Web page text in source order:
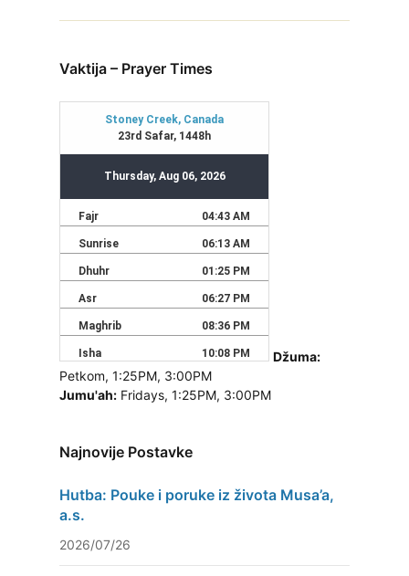
Vaktija – Prayer Times
Džuma:
Petkom, 1:25PM, 3:00PM
Jumu'ah: Fridays, 1:25PM, 3:00PM
Najnovije Postavke
Hutba: Pouke i poruke iz života Musa’a,
a.s.
2026/07/26